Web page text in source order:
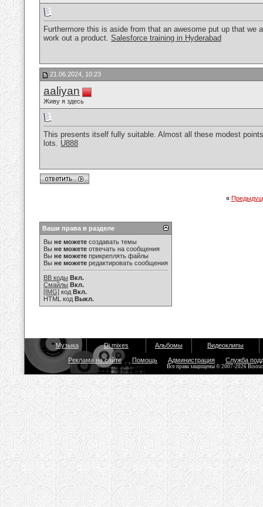
Furthermore this is aside from that an awesome put up that
work out a product. Salesforce training in Hyderabad
21.06.2024, 10:23
aaliyan
Живу я здесь
This presents itself fully suitable. Almost all these modest
lots. U888
«
Ваши права в разделе
Вы не можете создавать темы
Вы не можете отвечать на сообщения
Вы не можете прикреплять файлы
Вы не можете редактировать сообщения
BB коды Вкл.
Смайлы Вкл.
[IMG] код Вкл.
HTML код Выкл.
Музыка Dj mixes Альбомы Видеоклипы
Реклама на сайте Помощь Администрация Служба
Все права защищены © 2007-2026